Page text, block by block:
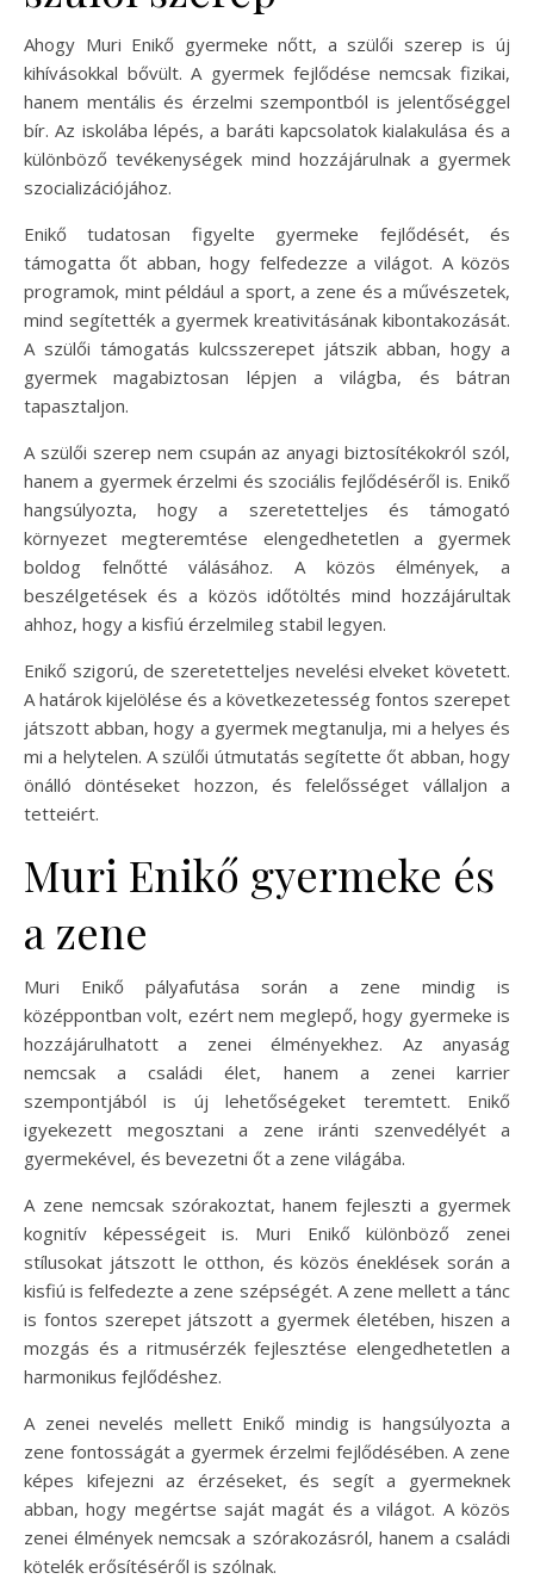
Ahogy Muri Enikő gyermeke nőtt, a szülői szerep is új
kihívásokkal bővült. A gyermek fejlődése nemcsak fizikai,
hanem mentális és érzelmi szempontból is jelentőséggel
bír. Az iskolába lépés, a baráti kapcsolatok kialakulása és a
különböző tevékenységek mind hozzájárulnak a gyermek
szocializációjához.
Enikő tudatosan figyelte gyermeke fejlődését, és
támogatta őt abban, hogy felfedezze a világot. A közös
programok, mint például a sport, a zene és a művészetek,
mind segítették a gyermek kreativitásának kibontakozását.
A szülői támogatás kulcsszerepet játszik abban, hogy a
gyermek magabiztosan lépjen a világba, és bátran
tapasztaljon.
A szülői szerep nem csupán az anyagi biztosítékokról szól,
hanem a gyermek érzelmi és szociális fejlődéséről is. Enikő
hangsúlyozta, hogy a szeretetteljes és támogató
környezet megteremtése elengedhetetlen a gyermek
boldog felnőtté válásához. A közös élmények, a
beszélgetések és a közös időtöltés mind hozzájárultak
ahhoz, hogy a kisfiú érzelmileg stabil legyen.
Enikő szigorú, de szeretetteljes nevelési elveket követett.
A határok kijelölése és a következetesség fontos szerepet
játszott abban, hogy a gyermek megtanulja, mi a helyes és
mi a helytelen. A szülői útmutatás segítette őt abban, hogy
önálló döntéseket hozzon, és felelősséget vállaljon a
tetteiért.
Muri Enikő gyermeke és
a zene
Muri Enikő pályafutása során a zene mindig is
középpontban volt, ezért nem meglepő, hogy gyermeke is
hozzájárulhatott a zenei élményekhez. Az anyaság
nemcsak a családi élet, hanem a zenei karrier
szempontjából is új lehetőségeket teremtett. Enikő
igyekezett megosztani a zene iránti szenvedélyét a
gyermekével, és bevezetni őt a zene világába.
A zene nemcsak szórakoztat, hanem fejleszti a gyermek
kognitív képességeit is. Muri Enikő különböző zenei
stílusokat játszott le otthon, és közös éneklések során a
kisfiú is felfedezte a zene szépségét. A zene mellett a tánc
is fontos szerepet játszott a gyermek életében, hiszen a
mozgás és a ritmusérzék fejlesztése elengedhetetlen a
harmonikus fejlődéshez.
A zenei nevelés mellett Enikő mindig is hangsúlyozta a
zene fontosságát a gyermek érzelmi fejlődésében. A zene
képes kifejezni az érzéseket, és segít a gyermeknek
abban, hogy megértse saját magát és a világot. A közös
zenei élmények nemcsak a szórakozásról, hanem a családi
kötelék erősítéséről is szólnak.